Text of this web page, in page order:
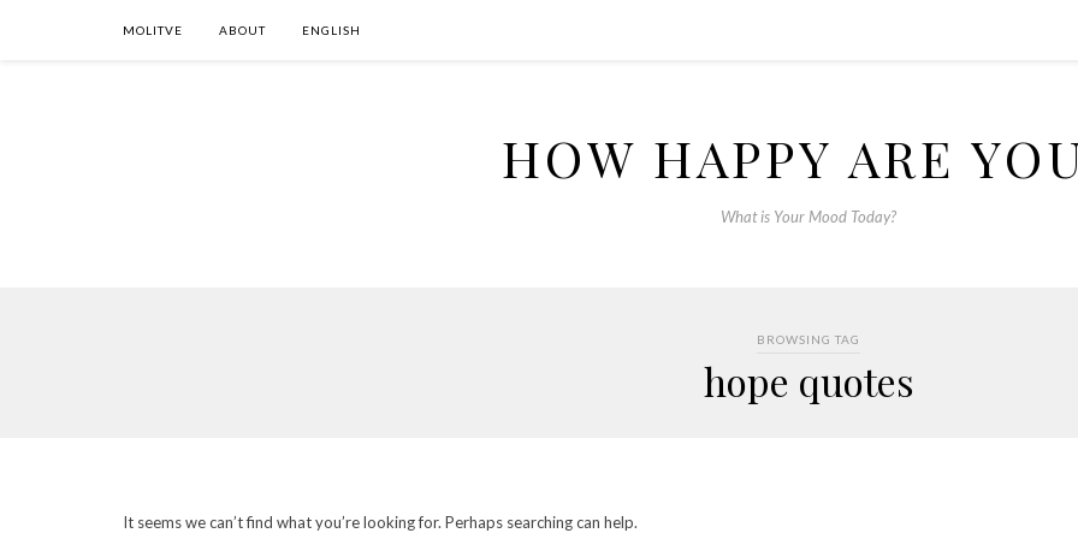
MOLITVE ABOUT ENGLISH
HOW HAPPY ARE
What is Your Mood Today?
BROWSING TAG
hope quotes
It seems we can’t find what you’re looking for. Perhaps searching can help.